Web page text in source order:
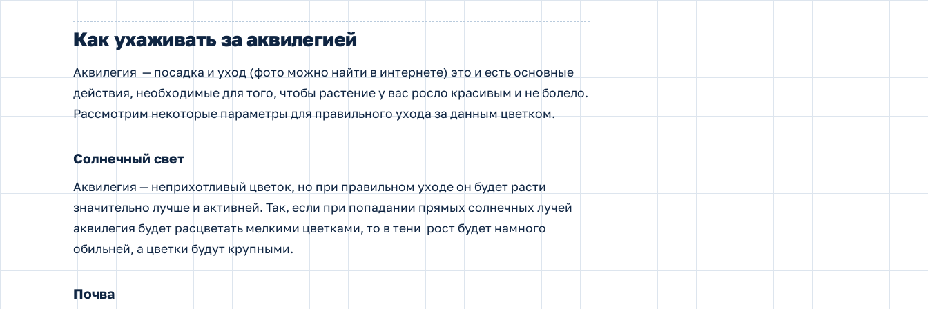
Как ухаживать за аквилегией
Аквилегия — посадка и уход (фото можно найти в интернете) это и есть основные
действия, необходимые для того, чтобы растение у вас росло красивым и не болело.
Рассмотрим некоторые параметры для правильного ухода за данным цветком.
Солнечный свет
Аквилегия — неприхотливый цветок, но при правильном уходе он будет расти
значительно лучше и активней. Так, если при попадании прямых солнечных лучей
аквилегия будет расцветать мелкими цветками, то в тени рост будет намного
обильней, а цветки будут крупными.
Почва